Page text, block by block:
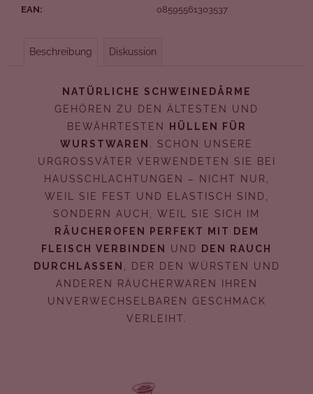
EAN: 08595561303537
Beschreibung Diskussion
NATÜRLICHE SCHWEINEDÄRME
GEHÖREN ZU DEN ÄLTESTEN UND
BEWÄHRTESTEN
HÜLLEN FÜR
WURSTWAREN
. SCHON UNSERE
URGROSSVÄTER VERWENDETEN SIE BEI H
AUSSCHLACHTUNGEN – NICHT NUR, W
EIL SIE FEST UND ELASTISCH SIND, S
ONDERN AUCH, WEIL SIE SICH IM
RÄUCHEROFEN PERFEKT MIT DEM
FLEISCH VERBINDEN
UND
DEN RAUCH
DURCHLASSEN
, DER DEN WÜRSTEN UND
ANDEREN RÄUCHERWAREN IHREN
UNVERWECHSELBAREN GESCHMACK
VERLEIHT.